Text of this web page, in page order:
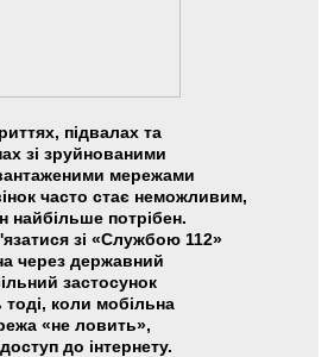
підвалах та
зі зруйнованими
мережами
часто стає неможливим,
найбільше потрібен.
зі «Службою 112»
через державний
застосунок
тоді, коли мобільна
«не ловить»,
до інтернету.